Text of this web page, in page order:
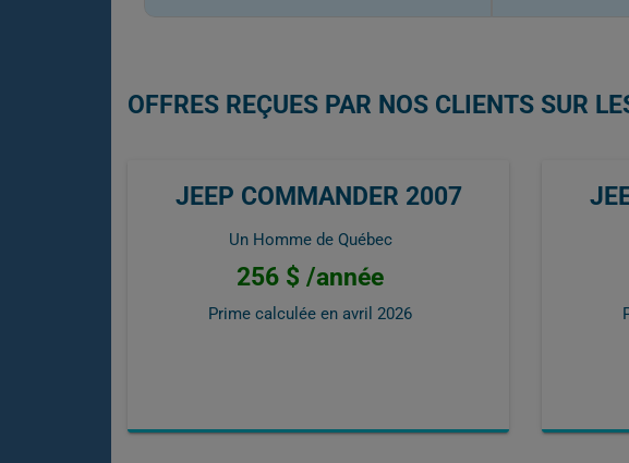
OFFRES REÇUES PAR NOS CLIENTS SUR
JEEP COMMANDER 2007
Un Homme de Québec
256 $ /année
Prime calculée en avril 2026